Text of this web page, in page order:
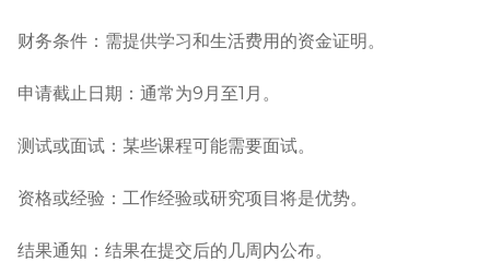
财务条件：需提供学习和生活费用的资金证明。
申请截止日期：通常为9月至1月。
测试或面试：某些课程可能需要面试。
资格或经验：工作经验或研究项目将是优势。
结果通知：结果在提交后的几周内公布。